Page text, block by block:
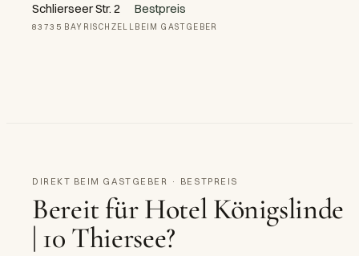
Schlierseer Str. 2
83735 BAYRISCHZELL
Bestpreis
BEIM GASTGEBER
DIREKT BEIM GASTGEBER · BESTPREIS
Bereit fürHotel Königslinde
| 10 Thiersee?